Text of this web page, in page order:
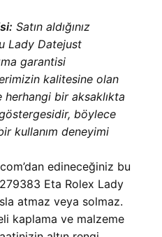
Satın aldığınız
Lady Datejust
garantisi
kalitesine olan
herhangi bir aksaklıkta
böylece
kullanım deneyimi
edineceğiniz bu
Eta Rolex Lady
atmaz veya solmaz.
kaplama ve malzeme